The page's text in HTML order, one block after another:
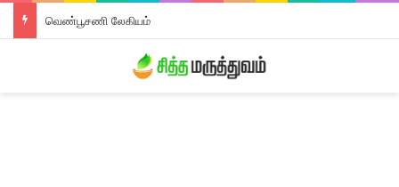
வெண்பூசணி லேகியம்